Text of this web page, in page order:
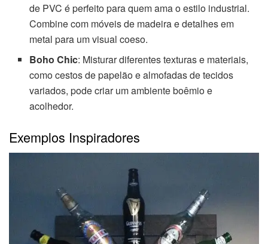
de PVC é perfeito para quem ama o estilo industrial.
Combine com móveis de madeira e detalhes em
metal para um visual coeso.
Boho Chic: Misturar diferentes texturas e materiais,
como cestos de papelão e almofadas de tecidos
variados, pode criar um ambiente boêmio e
acolhedor.
Exemplos Inspiradores